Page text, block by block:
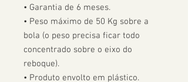
• Garantia de 6 meses.
• Peso máximo de 50 Kg sobre a
bola (o peso precisa ficar todo
concentrado sobre o eixo do
reboque).
• Produto envolto em plástico.